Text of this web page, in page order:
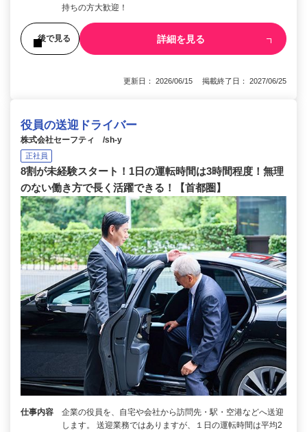
持ちの方大歓迎！
後で見る 詳細を見る
更新日： 2026/06/15 掲載終了日： 2027/06/25
役員の送迎ドライバー
株式会社セーフティ /sh-y
正社員
8割が未経験スタート！1日の運転時間は3時間程度！無理
のない働き方で長く活躍できる！【首都圏】
仕事内容
企業の役員を、自宅や会社から訪問先・駅・空港などへ送迎
します。 送迎業務ではありますが、１日の運転時間は平均2